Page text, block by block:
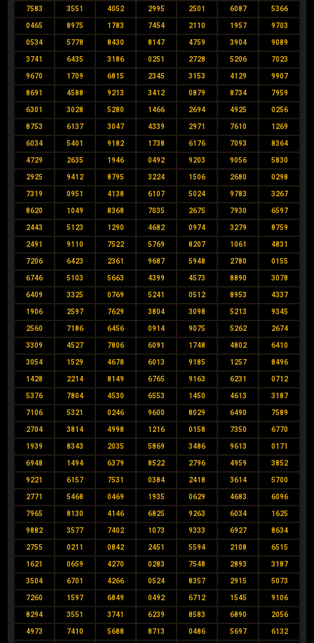
7583 3551 4052 2995 2501 6087 5366
0465 8975 1783 7454 2110 1957 9703
0534 5778 8430 8147 4759 3904 9089
3741 6435 3186 0251 2728 5206 7023
9670 1709 6815 2345 3153 4129 9907
8691 4588 9213 3412 0879 8734 7959
6301 3028 5280 1466 2694 4925 0256
8753 6137 3047 4339 2971 7610 1269
6034 5401 9182 1738 6176 7093 8364
4729 2635 1946 0492 9203 9056 5830
2925 9412 8795 3224 1506 2680 0298
7319 0951 4138 6107 5024 9783 3267
8620 1049 8368 7035 2675 7930 6597
2443 5123 1290 4682 0974 3279 8759
2491 9110 7522 5769 8207 1061 4831
7206 6423 2361 9687 5948 2780 0155
6746 5103 5663 4399 4573 8890 3078
6409 3325 0769 5241 0512 8953 4337
1906 2597 7629 3804 3098 5213 9345
2560 7186 6456 0914 9075 5262 2674
3309 4527 7806 6091 1748 4802 6410
3054 1529 4678 6013 9185 1257 8496
1428 2214 8149 6765 9163 6231 0712
5376 7804 4530 6553 1450 4613 3187
7106 5321 0246 9600 8029 6490 7589
2704 3814 4998 1216 0158 7350 6770
1939 8343 2035 5869 3486 9613 0171
6948 1494 6379 8522 2796 4959 3852
9221 6157 7531 0384 2418 3614 5700
2771 5468 0469 1935 0629 4683 6096
7965 8130 4146 6825 9263 6034 1625
9882 3577 7402 1073 9333 6927 8634
2755 0211 0842 2451 5594 2108 6515
1621 0659 4270 0283 7548 2893 3187
3504 6701 4266 0524 8357 2915 5073
7260 1597 6849 0492 6712 1545 9106
8294 3551 3741 6239 8583 6890 2056
4973 7410 5688 8713 0486 5697 6132